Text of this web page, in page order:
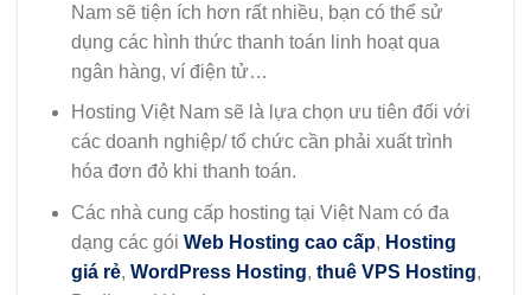
Nam sẽ tiện ích hơn rất nhiều, bạn có thể sử
dụng các hình thức thanh toán linh hoạt qua
ngân hàng, ví điện tử…
Hosting Việt Nam sẽ là lựa chọn ưu tiên đối với
các doanh nghiệp/ tổ chức cần phải xuất trình
hóa đơn đỏ khi thanh toán.
Các nhà cung cấp hosting tại Việt Nam có đa
dạng các gói Web Hosting cao cấp, Hosting
giá rẻ, WordPress Hosting, thuê VPS Hosting,